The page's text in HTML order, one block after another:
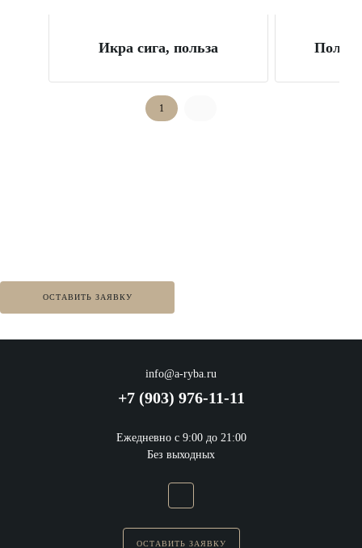
Икра сига, польза
1
ОСТАВИТЬ ЗАЯВКУ
info@a-ryba.ru
+7 (903) 976-11-11
Ежедневно с 9:00 до 21:00
Без выходных
ОСТАВИТЬ ЗАЯВКУ